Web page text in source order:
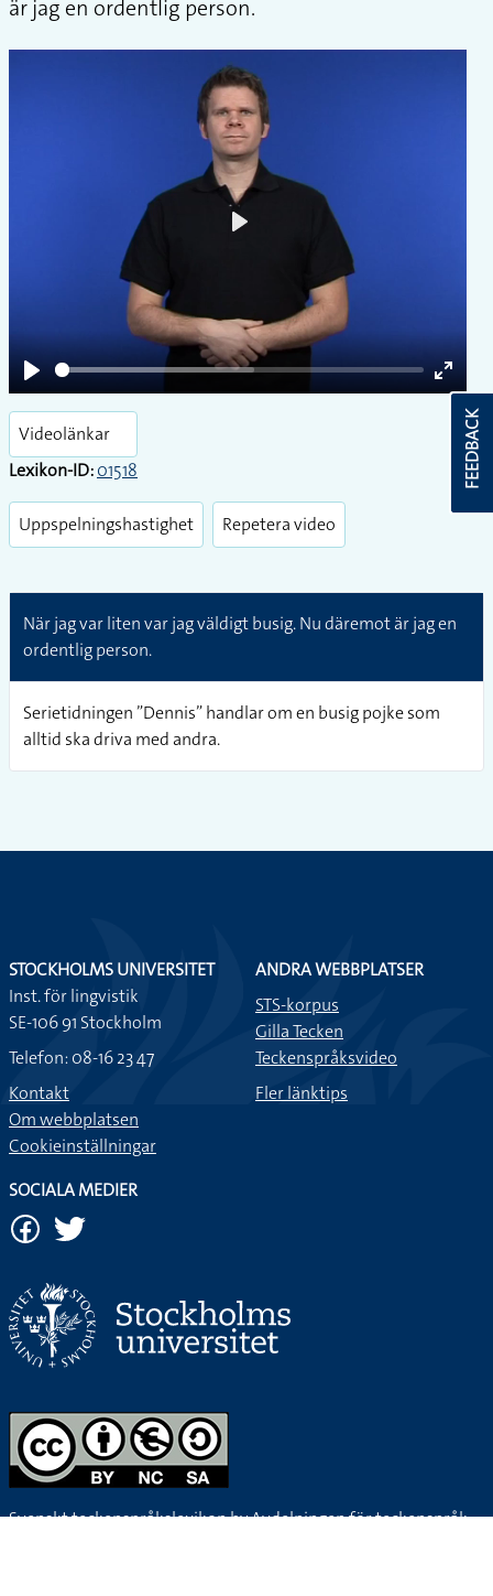
är jag en ordentlig person.
Play
Enter
Videolänkar
Lexikon-ID:01518
Uppspelningshastighet Repetera video
När jag var liten var jag väldigt busig. Nu däremot är jag en
ordentlig person.
Serietidningen ”Dennis” handlar om en busig pojke som
alltid ska driva med andra.
FEEDBACK
STOCKHOLMS UNIVERSITET
Inst. för lingvistik
SE-106 91 Stockholm
Telefon: 08-16 23 47
Kontakt
Om webbplatsen
Cookieinställningar
ANDRA WEBBPLATSER
STS-korpus
Gilla Tecken
Teckenspråksvideo
Fler länktips
SOCIALA MEDIER
Svenskt teckenspråkslexikon byAvdelningen för teckenspråk,